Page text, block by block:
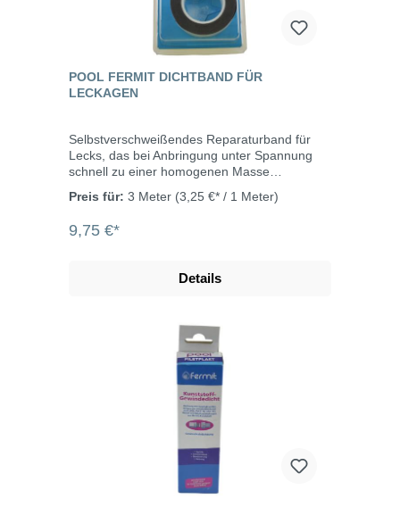
POOL FERMIT DICHTBAND FÜR
LECKAGEN
Selbstverschweißendes Reparaturband für
Lecks, das bei Anbringung unter Spannung
schnell zu einer homogenen Masse
Lecks an Rohrleitungen und
scharfkantigen und hervorstehenden Teilen
Salzlösungen. Abmessungen: 3 m x 25
Preis für: 3 Meter (3,25 €* / 1 Meter)
9,75 €*
Details